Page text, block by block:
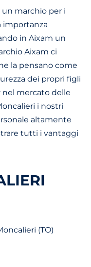
un marchio per i
importanza
in Aixam un
Aixam ci
la pensano come
dei propri figli
nel mercato delle
i nostri
altamente
tutti i vantaggi
(TO)